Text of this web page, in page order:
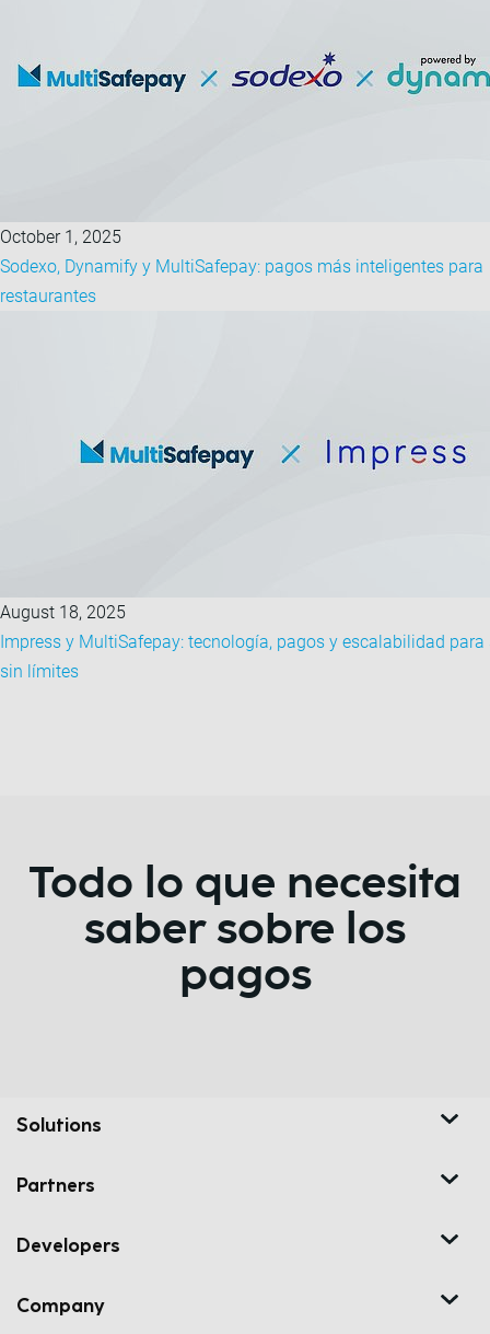
October 1, 2025
Sodexo, Dynamify y MultiSafepay: pagos más inteligentes para
restaurantes
August 18, 2025
Impress y MultiSafepay: tecnología, pagos y escalabilidad para
sin límites
Todo lo que necesita
saber sobre los
pagos
Solutions
Partners
Developers
Company